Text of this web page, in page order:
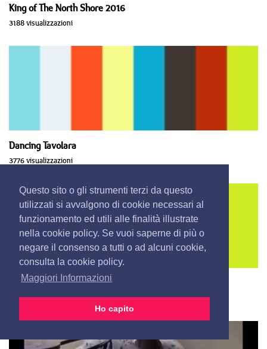
Questo sito o gli strumenti terzi da questo
utilizzati si avvalgono di cookie necessari al
funzionamento ed utili alle finalità illustrate
nella cookie policy. Se vuoi saperne di più o
negare il consenso a tutti o ad alcuni cookie,
consulta la cookie policy.
Maggiori Informazioni
Ho capito
King of The North Shore 2016
3188 visualizzazioni
Dancing Tavolara
3776 visualizzazioni
Settembre Mon Amour
3382 visualizzazioni